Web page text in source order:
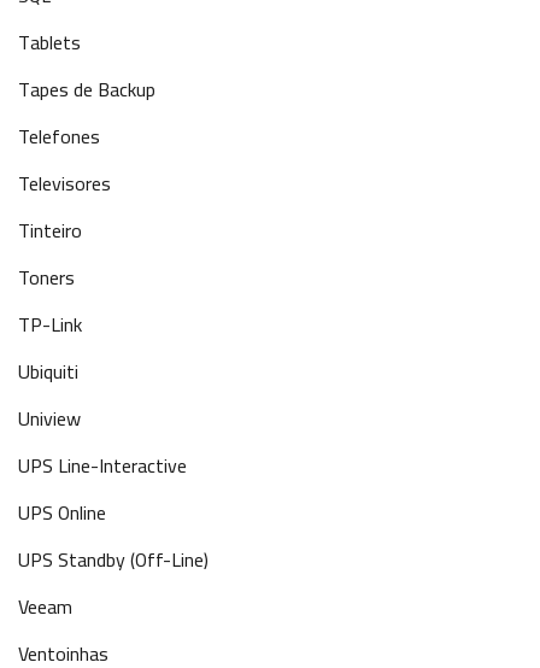
Tablets
Tapes de Backup
Telefones
Televisores
Tinteiro
Toners
TP-Link
Ubiquiti
Uniview
UPS Line-Interactive
UPS Online
UPS Standby (Off-Line)
Veeam
Ventoinhas